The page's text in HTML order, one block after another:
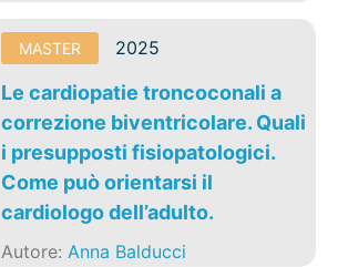
MASTER 2025
Le cardiopatie troncoconali a
correzione biventricolare. Quali
i presupposti fisiopatologici.
Come può orientarsi il
cardiologo dell’adulto.
Autore:Anna Balducci